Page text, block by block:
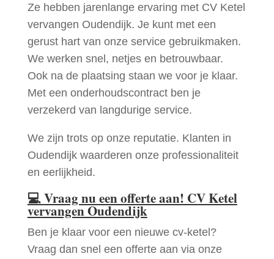
Ze hebben jarenlange ervaring met CV Ketel
vervangen Oudendijk. Je kunt met een
gerust hart van onze service gebruikmaken.
We werken snel, netjes en betrouwbaar.
Ook na de plaatsing staan we voor je klaar.
Met een onderhoudscontract ben je
verzekerd van langdurige service.
We zijn trots op onze reputatie. Klanten in
Oudendijk waarderen onze professionaliteit
en eerlijkheid.
💻Vraag nu een offerte aan! CV Ketel
vervangen Oudendijk
Ben je klaar voor een nieuwe cv-ketel?
Vraag dan snel een offerte aan via onze